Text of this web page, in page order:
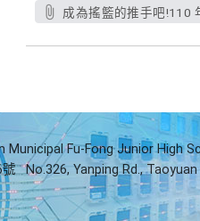
成為搖籃的推手吧!110
Municipal Fu-Fong Junior High
號
No.326, Yanping Rd.,